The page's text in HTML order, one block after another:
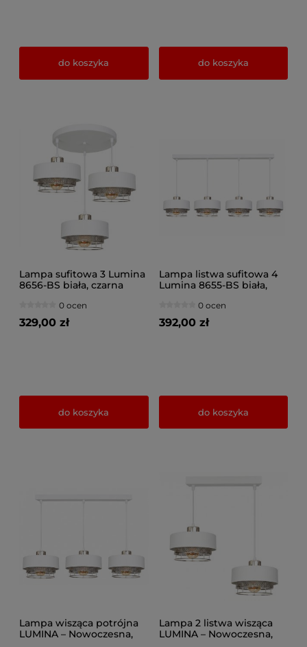
do koszyka do koszyka
Lampa sufitowa 3 Lumina
8656-BS biała, czarna
0 ocen
329,00 zł
do koszyka
Lampa listwa sufitowa 4
Lumina 8655-BS biała,
0 ocen
392,00 zł
do koszyka
Lampa wisząca potrójna
LUMINA – Nowoczesna,
Lampa 2 listwa wisząca
LUMINA – Nowoczesna,